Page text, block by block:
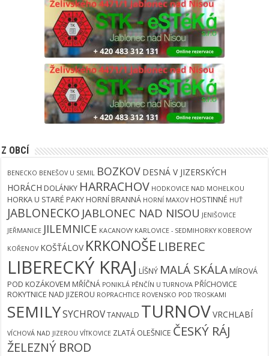
Z OBCÍ
BENECKO BENEŠOV U SEMIL BOZKOV DESNÁ V JIZERSKÝCH
HORÁCH DOLÁNKY HARRACHOV HODKOVICE NAD MOHELKOU
HORKA U STARÉ PAKY HORNÍ BRANNÁ HORNÍ MAXOV HOSTINNÉ HUŤ
JABLONECKO JABLONEC NAD NISOU JENIŠOVICE
JEŘMANICE JILEMNICE KACANOVY KARLOVICE - SEDMIHORKY KOBEROVY
KOŘENOV KOŠŤÁLOV KRKONOŠE LIBEREC
LIBERECKÝ KRAJ LÍŠNÝ MALÁ SKÁLA MÍROVÁ
POD KOZÁKOVEM MŘÍČNÁ PONIKLÁ PĚNČÍN U TURNOVA PŘÍCHOVICE
ROKYTNICE NAD JIZEROU ROPRACHTICE ROVENSKO POD TROSKAMI
SEMILYSYCHROVTANVALD TURNOVVRCHLABÍ
VÍCHOVÁ NAD JIZEROU VÍTKOVICE ZLATÁ OLEŠNICE ČESKÝ RÁJ
ŽELEZNÝ BROD